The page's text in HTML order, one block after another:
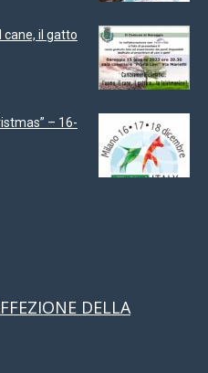
cane, il gatto
– 16-
DELLA